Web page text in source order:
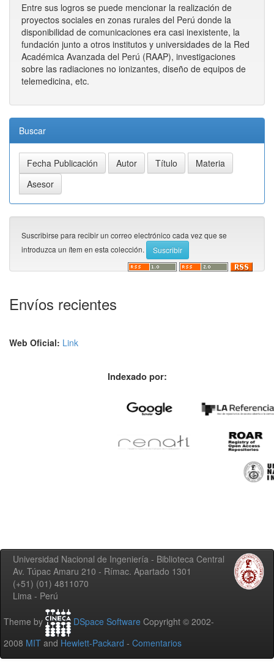
Entre sus logros se puede mencionar la realización de
proyectos sociales en zonas rurales del Perú donde la
disponibilidad de comunicaciones era casi inexistente, la
fundación junto a otros institutos y universidades de la Red
Académica Avanzada del Perú (RAAP), investigaciones
sobre las radiaciones no ionizantes, diseño de equipos de
telemedicina, etc.
Buscar
Suscribirse para recibir un correo electrónico cada vez que se
introduzca un ítem en esta colección.
Envíos recientes
Web Oficial: Link
Indexado por:
Universidad Nacional de Ingeniería - Biblioteca Central
Av. Túpac Amaru 210 - Rímac. Apartado 1301
(+51) (01) 4811070
Lima - Perú
Theme by DSpace Software Copyright © 2002-
2008 MIT and Hewlett-Packard - Comentarios